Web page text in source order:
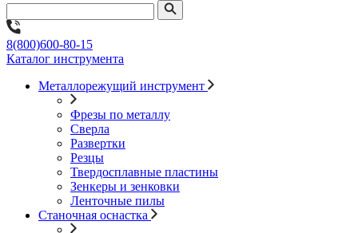
8(800)600-80-15
Каталог инструмента
Металлорежущий инструмент
Фрезы по металлу
Сверла
Развертки
Резцы
Твердосплавные пластины
Зенкеры и зенковки
Ленточные пилы
Станочная оснастка